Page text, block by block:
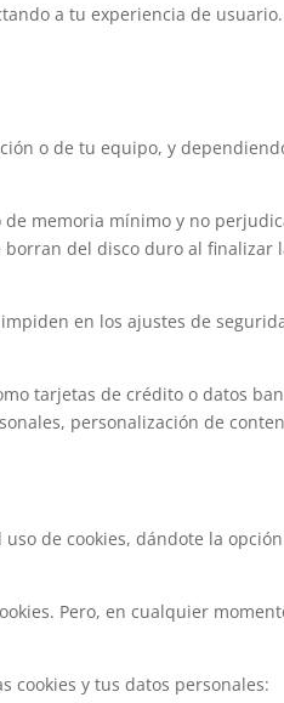
a tu experiencia de usuario.
o de tu equipo, y
memoria mínimo y no
borran del disco duro al finalizar
en los ajustes de
tarjetas de crédito o datos
personalización de
de cookies, dándote la
Pero, en cualquier
cookies y tus datos personales: